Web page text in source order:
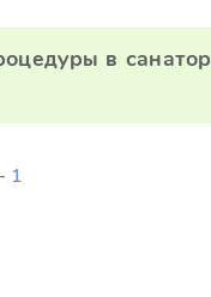
в
1